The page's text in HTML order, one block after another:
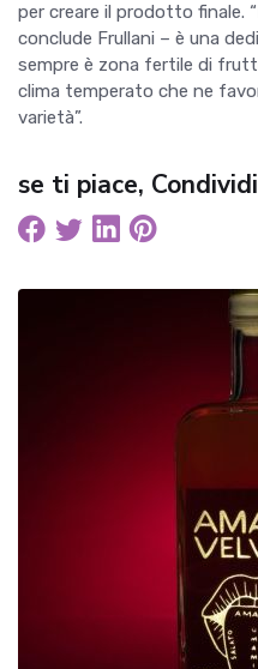
per creare il prodotto finale.
conclude Frullani – è una
sempre è zona fertile di
clima temperato che ne
varietà”.
se ti piace,